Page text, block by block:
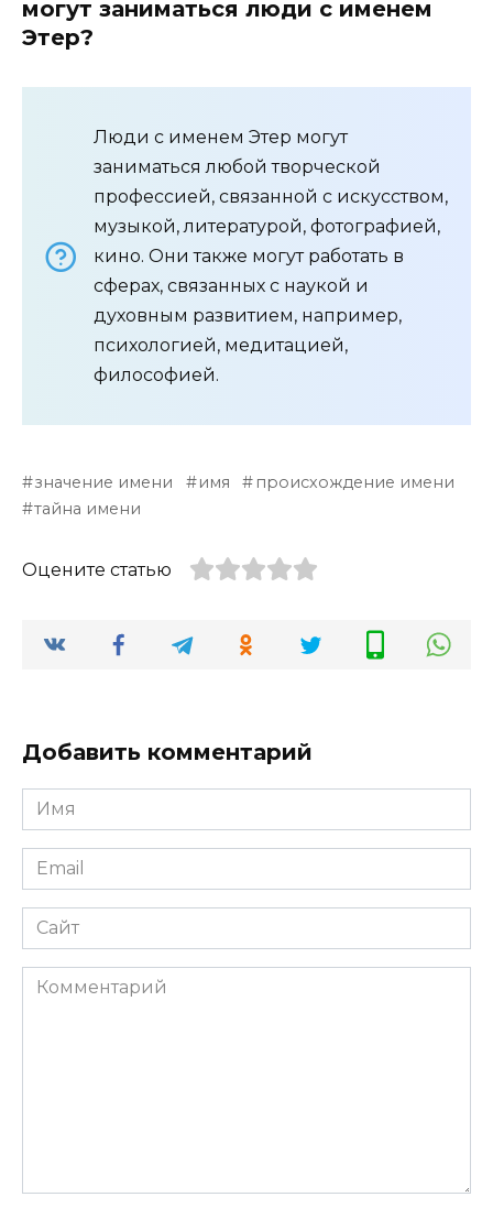
могут заниматься люди с именем
Этер?
Люди с именем Этер могут
заниматься любой творческой
профессией, связанной с искусством,
музыкой, литературой, фотографией,
кино. Они также могут работать в
сферах, связанных с наукой и
духовным развитием, например,
психологией, медитацией,
философией.
значение имени имя
происхождение имени
тайна имени
Оцените статью
Добавить комментарий
Имя
*
Email
*
Сайт
Комментарий